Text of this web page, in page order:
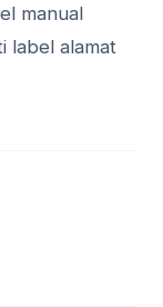
manual
label alamat